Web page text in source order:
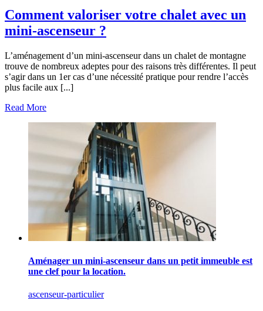
Comment valoriser votre chalet avec un
mini-ascenseur ?
L’aménagement d’un mini-ascenseur dans un chalet de montagne
trouve de nombreux adeptes pour des raisons très différentes. Il peut
s’agir dans un 1er cas d’une nécessité pratique pour rendre l’accès
plus facile aux [...]
Read More
Aménager un mini-ascenseur dans un petit immeuble est
une clef pour la location.
ascenseur-particulier